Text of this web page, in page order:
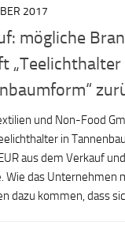
2017
mögliche
„Teelichthalter
und Non-Food
in
aus dem Verkauf
Wie das Unternehmen
dazu kommen, dass